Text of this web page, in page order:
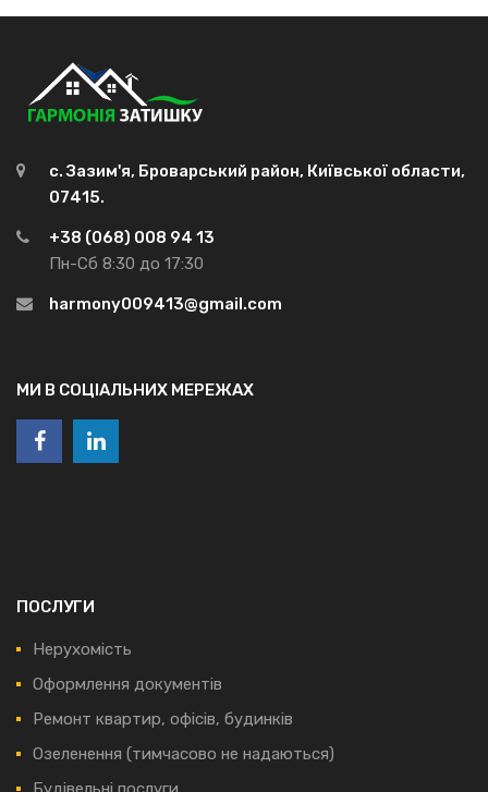
с. Зазим'я, Броварський район, Київської области,
07415.
+38 (068) 008 94 13
Пн-Сб 8:30 до 17:30
harmony009413@gmail.com
МИ В СОЦІАЛЬНИХ МЕРЕЖАХ
ПОСЛУГИ
Нерухомість
Оформлення документів
Ремонт квартир, офісів, будинків
Озеленення (тимчасово не надаються)